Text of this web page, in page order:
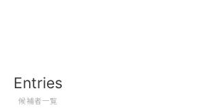
Entries
候補者一覧